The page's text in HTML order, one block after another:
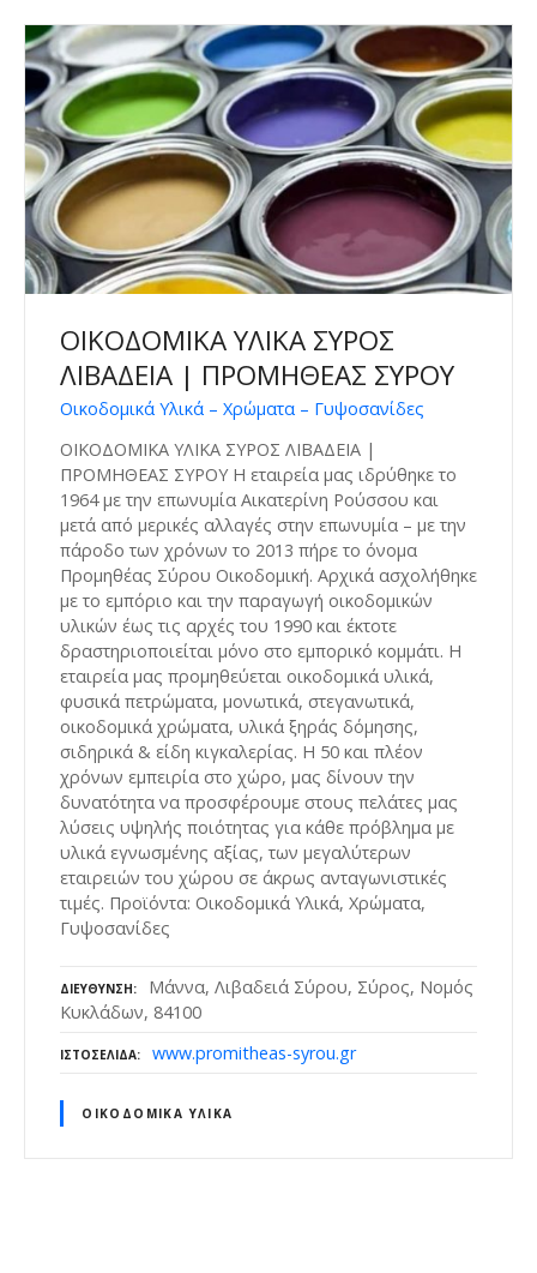
ΟΙΚΟΔΟΜΙΚΑ ΥΛΙΚΑ ΣΥΡΟΣ
ΛΙΒΑΔΕΙΑ | ΠΡΟΜΗΘΕΑΣ ΣΥΡΟΥ
Οικοδομικά Υλικά – Χρώματα – Γυψοσανίδες
ΟΙΚΟΔΟΜΙΚΑ ΥΛΙΚΑ ΣΥΡΟΣ ΛΙΒΑΔΕΙΑ |
ΠΡΟΜΗΘΕΑΣ ΣΥΡΟΥ Η εταιρεία μας ιδρύθηκε το
1964 με την επωνυμία Αικατερίνη Ρούσσου και
μετά από μερικές αλλαγές στην επωνυμία – με την
πάροδο των χρόνων το 2013 πήρε το όνομα
Προμηθέας Σύρου Οικοδομική. Αρχικά ασχολήθηκε
με το εμπόριο και την παραγωγή οικοδομικών
υλικών έως τις αρχές του 1990 και έκτοτε
δραστηριοποιείται μόνο στο εμπορικό κομμάτι. Η
εταιρεία μας προμηθεύεται οικοδομικά υλικά,
φυσικά πετρώματα, μονωτικά, στεγανωτικά,
οικοδομικά χρώματα, υλικά ξηράς δόμησης,
σιδηρικά & είδη κιγκαλερίας. Η 50 και πλέον
χρόνων εμπειρία στο χώρο, μας δίνουν την
δυνατότητα να προσφέρουμε στους πελάτες μας
λύσεις υψηλής ποιότητας για κάθε πρόβλημα με
υλικά εγνωσμένης αξίας, των μεγαλύτερων
εταιρειών του χώρου σε άκρως ανταγωνιστικές
τιμές. Προϊόντα: Οικοδομικά Υλικά, Χρώματα,
Γυψοσανίδες
ΔΙΕΎΘΥΝΣΗ
Μάννα, Λιβαδειά Σύρου, Σύρος, Νομός
Κυκλάδων, 84100
ΙΣΤΟΣΕΛΊΔΑ www.promitheas-syrou.gr
ΟΙΚΟΔΟΜΙΚΆ ΥΛΙΚΆ